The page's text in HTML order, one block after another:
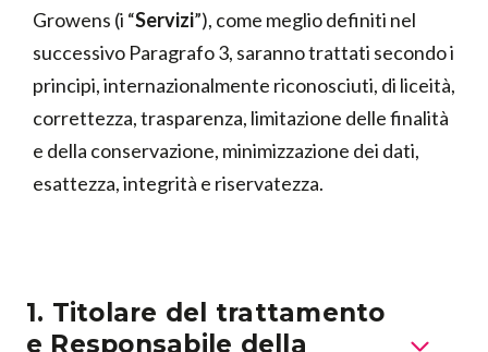
Growens (i “Servizi”), come meglio definiti nel
successivo Paragrafo 3, saranno trattati secondo i
principi, internazionalmente riconosciuti, di liceità,
correttezza, trasparenza, limitazione delle finalità
e della conservazione, minimizzazione dei dati,
esattezza, integrità e riservatezza.
1. Titolare del trattamento
e Responsabile della